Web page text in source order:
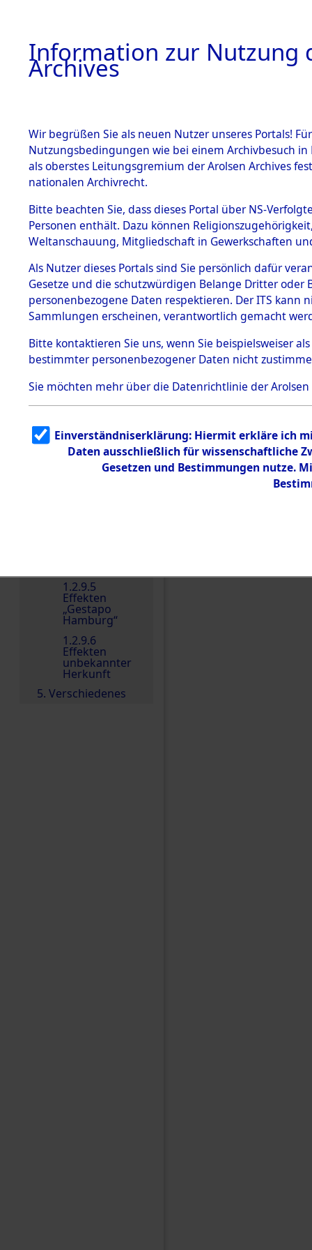
BESTÄNDE
1.
Inhaftierungsdoku
mente
1.2.9 Beim ITS
Effekten
1.2.9.1
Effekten aus
dem KZ
Dachau
Dokument
e
1.2.9.2
Effekten aus
dem KZ
Landesentsch
ädigungsamt
1.2.9.5
Effekten
„Gestapo
Hamburg“
1.2.9.6
Effekten
unbekannter
Herkunft
5. Verschiedenes
0060
Information zur Nutzung
Archives
Wir begrüßen Sie als neuen Nutzer unseres Portals!
Nutzungsbedingungen wie bei einem Archivbesuch
als oberstes Leitungsgremium der Arolsen Archives
nationalen Archivrecht.
Bitte beachten Sie, dass dieses Portal über NS-
Personen enthält. Dazu können
Weltanschauung, Mitgliedschaft in Gewerkschaften
Als Nutzer dieses Portals sind Sie persönlich dafür
Gesetze und die schutzwürdigen Belange Dritter
personenbezogene Daten respektieren. Der ITS
Sammlungen erscheinen, verantwortlich gemacht
Bitte kontaktieren Sie uns, wenn Sie beispielsweiser
bestimmter personenbezogener Daten nicht
Sie möchten mehr über die Datenrichtlinie der Arolsen
Einverständniserklärung: Hiermit erkläre ich
Daten ausschließlich für wissenschaftliche
Gesetzen und Bestimmungen nutze.